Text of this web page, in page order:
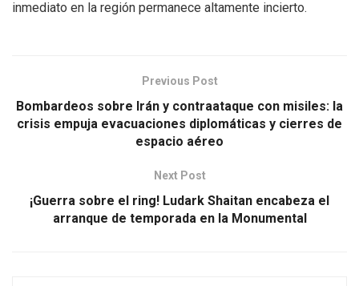
inmediato en la región permanece altamente incierto.
Previous Post
Bombardeos sobre Irán y contraataque con misiles: la
crisis empuja evacuaciones diplomáticas y cierres de
espacio aéreo
Next Post
¡Guerra sobre el ring! Ludark Shaitan encabeza el
arranque de temporada en la Monumental